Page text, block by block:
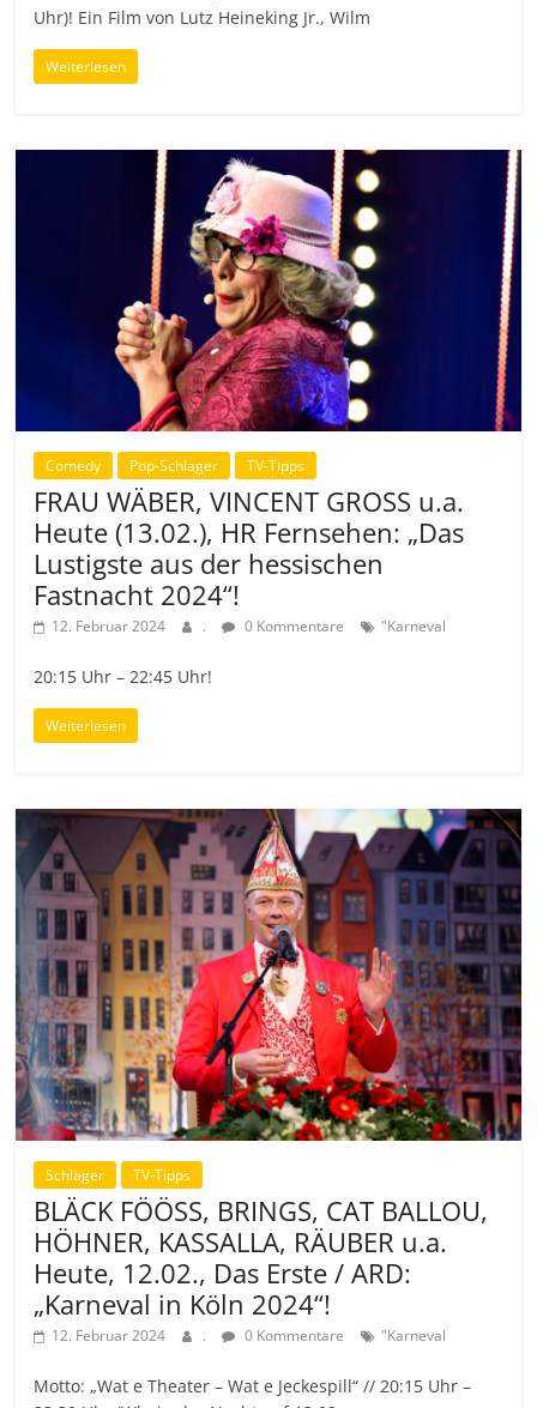
Uhr)! Ein Film von Lutz Heineking Jr., Wilm
Weiterlesen
Comedy Pop-Schlager TV-Tipps
FRAU WÄBER, VINCENT GROSS u.a.
Heute (13.02.), HR Fernsehen: „Das
Lustigste aus der hessischen
Fastnacht 2024“!
12. Februar 2024 . 0 Kommentare "Karneval
20:15 Uhr – 22:45 Uhr!
Weiterlesen
Schlager TV-Tipps
BLÄCK FÖÖSS, BRINGS, CAT BALLOU,
HÖHNER, KASSALLA, RÄUBER u.a.
Heute, 12.02., Das Erste / ARD:
„Karneval in Köln 2024“!
12. Februar 2024 . 0 Kommentare "Karneval
Motto: „Wat e Theater – Wat e Jeckespill“ // 20:15 Uhr –